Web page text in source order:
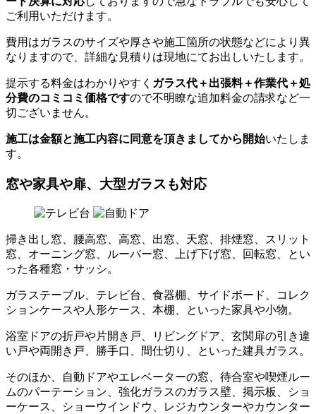
ご利用いただけます。
費用はガラスのサイズや厚さや施工箇所の状態などにより異
なりますので、詳細な見積りは現地にてお出しいたします。
提示する料金はわかりやすく ガラス代＋出張料＋作業代＋処
分費のコミコミ価格ですので不明瞭な追加料金の請求など一
切ございません。
施工は金額と施工内容に同意を頂きましてから開始いたしま
す。
窓や家具や扉、大型ガラスも対応
掃き出し窓、腰高窓、高窓、出窓、天窓、排煙窓、スリット
窓、オーニング窓、ルーバー窓、上げ下げ窓、回転窓、とい
った各種窓・サッシ。
ガラステーブル、テレビ台、食器棚、サイドボード、コレク
ションケースや人形ケース、本棚、といった家具や小物。
浴室ドアの折戸や片開き戸、リビングドア、玄関扉の引き違
い戸や両開き戸、勝手口、間仕切り、といった建具ガラス。
そのほか、自動ドアやエレベーターの窓、待合室や喫煙ルー
ムのパーテーション、強化ガラスのガラス壁、掲示板、ショ
ーケース、ショーウインドウ、レジカウンターやカウンター